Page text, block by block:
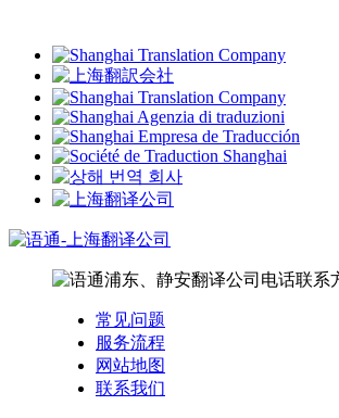
常见问题
服务流程
网站地图
联系我们